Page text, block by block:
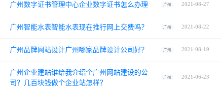
广州数字证书管理中心企业数字证书怎么办理 广州 2021-08-27
广州智能水表智能水表现在推行网上交费吗？ 广州 2021-08-22
广州品牌网站设计广州哪家品牌设计公司好？ 广州 2021-08-19
广州企业建站谁给我介绍个广州网站建设的公
司？几百块钱做个企业站怎样？
广州 2021-06-23